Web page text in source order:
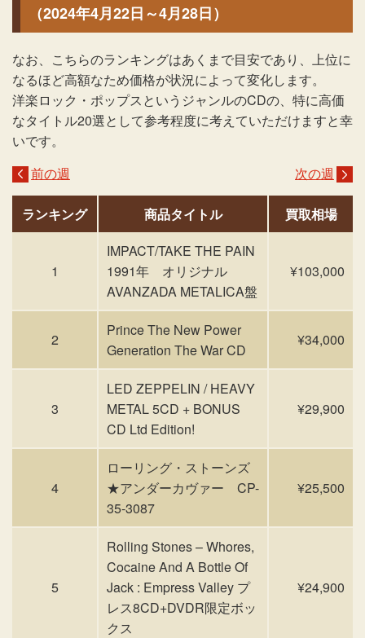
（2024年4月22日～4月28日）
なお、こちらのランキングはあくまで目安であり、上位に
なるほど高額なため価格が状況によって変化します。
洋楽ロック・ポップスというジャンルのCDの、特に高価
なタイトル20選として参考程度に考えていただけますと幸
いです。
前の週
次の週
ランキング 商品タイトル 買取相場
1
IMPACT/TAKE THE PAIN
1991年 オリジナル
AVANZADA METALICA盤
¥103,000
2
Prince The New Power
Generation The War CD
¥34,000
3
LED ZEPPELIN / HEAVY
METAL 5CD + BONUS
CD Ltd Edition!
¥29,900
4
ローリング・ストーンズ
★アンダーカヴァー CP-
35-3087
¥25,500
5
Rolling Stones – Whores,
Cocaine And A Bottle Of
Jack : Empress Valley プ
レス8CD+DVDR限定ボッ
クス
¥24,900